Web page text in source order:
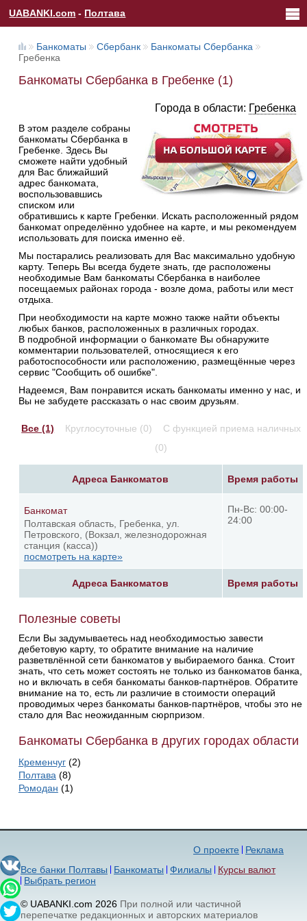
UABANKI.com - Полтава
Банкоматы Сбербанк
Банкоматы Сбербанка
Гребенка
Банкоматы Сбербанка в Гребенке (1)
Города в области: Гребенка
В этом разделе собраны
банкоматы Сбербанка в
Гребенке. Здесь Вы
сможете найти удобный
для Вас ближайший
адрес банкомата,
воспользовавшись
списком или
обратившись к карте Гребенки. Искать расположенный рядом
банкомат определённо удобнее на карте, и мы рекомендуем
использовать для поиска именно её.
Мы постарались реализовать для Вас максимально удобную
карту. Теперь Вы всегда будете знать, где расположены
необходимые Вам банкоматы Сбербанка в наиболее
посещаемых районах города - возле дома, работы или мест
отдыха.
При необходимости на карте можно также найти объекты
любых банков, расположенных в различных городах.
В подробной информации о банкомате Вы обнаружите
комментарии пользователей, относящиеся к его
работоспособности или расположению, размещённые через
сервис "Сообщить об ошибке".
Надеемся, Вам понравится искать банкоматы именно у нас, и
Вы не забудете рассказать о нас своим друзьям.
Все (1) Круглосуточные (0)
С функцией приема наличных
(0)
Адреса Банкоматов Время работы
Адреса Банкоматов Время работы
Банкомат
Полтавская область, Гребенка, ул.
Петровского, (Вокзал, железнодорожная
станция (касса))
посмотреть на карте»
Пн-Вс: 00:00-
24:00
Полезные советы
Если Вы задумываетесь над необходимостью завести
дебетовую карту, то обратите внимание на наличие
разветвлённой сети банкоматов у выбираемого банка. Стоит
знать, что сеть может состоять не только из банкоматов банка,
но и включать в себя банкоматы банков-партнёров. Обратите
внимание на то, есть ли различие в стоимости операций
проводимых через банкоматы банков-партнёров, чтобы это не
стало для Вас неожиданным сюрпризом.
Банкоматы Сбербанка в других городах области
Кременчуг(2)
Полтава (8)
Ромодан (1)
Реклама
О проекте
Все банки Полтавы
Банкоматы Филиалы
Курсы валют
Выбрать регион
© UABANKI.com 2026 При полной или частичной
перепечатке редакционных и авторских материалов